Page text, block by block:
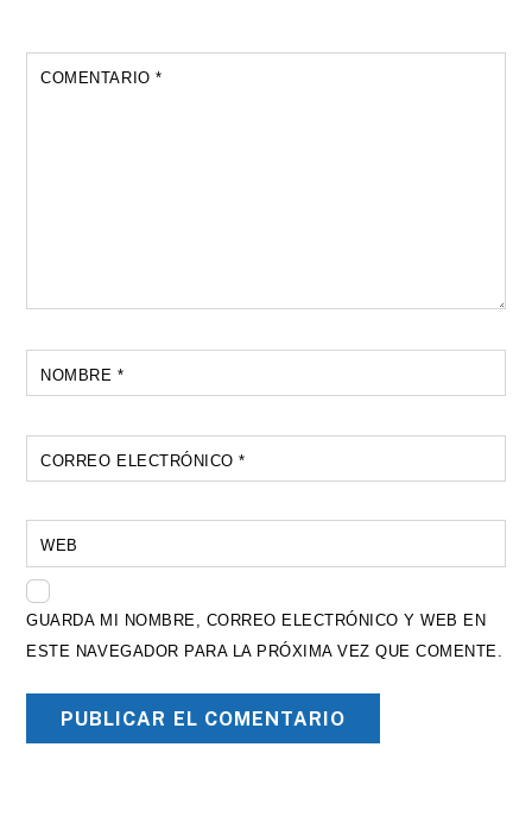
COMENTARIO*
NOMBRE *
CORREO ELECTRÓNICO*
WEB
GUARDA MI NOMBRE, CORREO ELECTRÓNICO Y WEB EN
ESTE NAVEGADOR PARA LA PRÓXIMA VEZ QUE COMENTE.